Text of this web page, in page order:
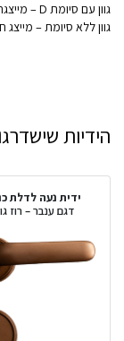
גוון עם סיומת D – מייצגת גמר צבע ממניפת רב-בריח בגימור מגורען
גוון ללא סיומת – מייצג
הידיות
ידית נעה לדלת
דגם ענבר – רוז